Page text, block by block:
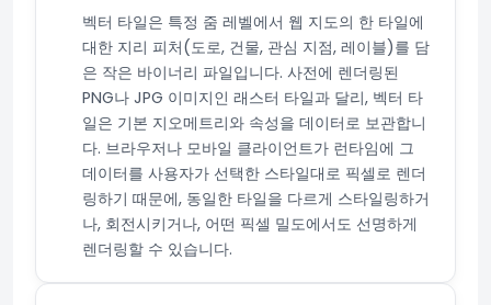
벡터 타일은 특정 줌 레벨에서 웹 지도의 한 타일에
대한 지리 피처(도로, 건물, 관심 지점, 레이블)를 담
은 작은 바이너리 파일입니다. 사전에 렌더링된
PNG나 JPG 이미지인 래스터 타일과 달리, 벡터 타
일은 기본 지오메트리와 속성을 데이터로 보관합니
다. 브라우저나 모바일 클라이언트가 런타임에 그
데이터를 사용자가 선택한 스타일대로 픽셀로 렌더
링하기 때문에, 동일한 타일을 다르게 스타일링하거
나, 회전시키거나, 어떤 픽셀 밀도에서도 선명하게
렌더링할 수 있습니다.